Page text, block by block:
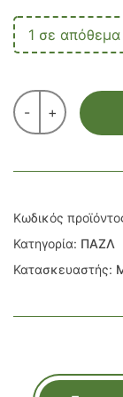
1 σε απόθεμα
- +
Κωδικός
Κατηγορία: ΠΑΖΛ
Κατασκευαστής: